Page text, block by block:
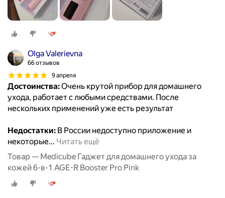
Olga Valerievna
66 отзывов
9 апреля
Достоинства:Очень крутой прибор для домашнего
ухода, работает с любыми средствами. После
нескольких применений уже есть результат
Недостатки: В России недоступно приложение и
некоторые… Читать ещё
Товар — Medicube Гаджет для домашнего ухода за
кожей 6-в-1 AGE-R Booster Pro Pink